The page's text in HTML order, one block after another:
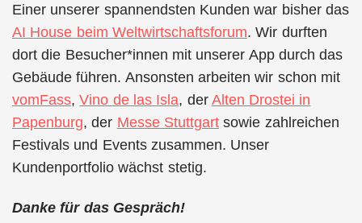
Einer unserer spannendsten Kunden war bisher das
AI House beim Weltwirtschaftsforum. Wir durften
dort die Besucher*innen mit unserer App durch das
Gebäude führen. Ansonsten arbeiten wir schon mit
vomFass,Vino de las Isla, der Alten Drostei in
Papenburg, der Messe Stuttgartsowie zahlreichen
Festivals und Events zusammen. Unser
Kundenportfolio wächst stetig.
Danke für das Gespräch!